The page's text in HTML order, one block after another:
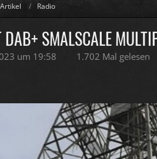
Artikel Radio
SMALSCALE
um 19:58 1.702 Mal gelesen